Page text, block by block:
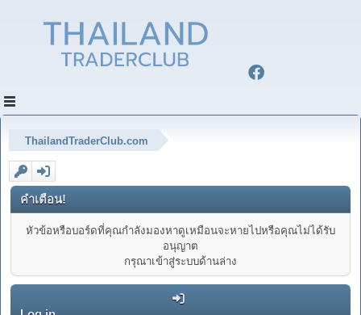
ThailandTraderClub.com
คำเตือน!
หัวข้อหรือบอร์ดที่คุณกำลังมองหาดูเหมือนจะหายไปหรือคุณไม่ได้รับ
อนุญาต
กรุณาเข้าสู่ระบบด้านล่าง